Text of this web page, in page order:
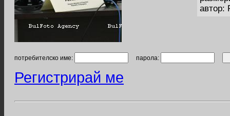
автор:
потребителско име: парола:
Регистрирай ме